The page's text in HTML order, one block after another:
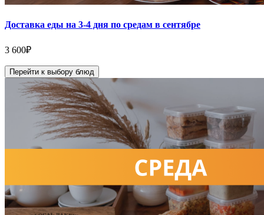
Доставка еды на 3-4 дня по средам в сентябре
3 600₽
Перейти к выбору блюд